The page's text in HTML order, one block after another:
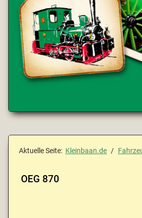
Aktuelle Seite: Kleinbaan.de
OEG 870